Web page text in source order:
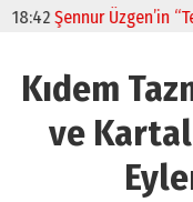
Şennur Üzgen’in
Kıdem
ve